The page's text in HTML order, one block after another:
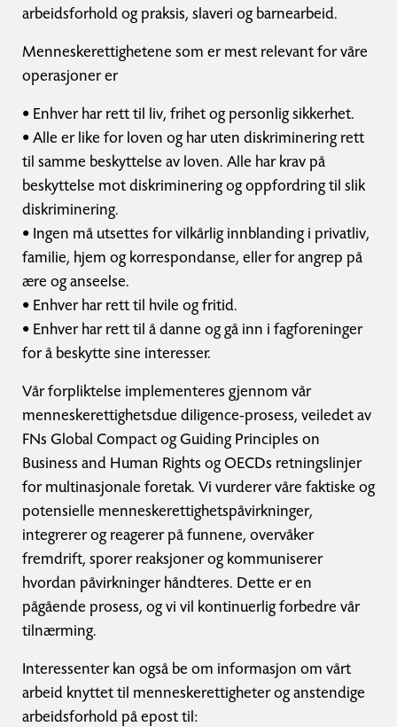
arbeidsforhold og praksis, slaveri og barnearbeid.
Menneskerettighetene som er mest relevant for våre
operasjoner er
• Enhver har rett til liv, frihet og personlig sikkerhet.
• Alle er like for loven og har uten diskriminering rett
til samme beskyttelse av loven. Alle har krav på
beskyttelse mot diskriminering og oppfordring til slik
diskriminering.
• Ingen må utsettes for vilkårlig innblanding i privatliv,
familie, hjem og korrespondanse, eller for angrep på
ære og anseelse.
• Enhver har rett til hvile og fritid.
• Enhver har rett til å danne og gå inn i fagforeninger
for å beskytte sine interesser.
Vår forpliktelse implementeres gjennom vår
menneskerettighetsdue diligence-prosess, veiledet av
FNs Global Compact og Guiding Principles on
Business and Human Rights og OECDs retningslinjer
for multinasjonale foretak. Vi vurderer våre faktiske og
potensielle menneskerettighetspåvirkninger,
integrerer og reagerer på funnene, overvåker
fremdrift, sporer reaksjoner og kommuniserer
hvordan påvirkninger håndteres. Dette er en
pågående prosess, og vi vil kontinuerlig forbedre vår
tilnærming.
Interessenter kan også be om informasjon om vårt
arbeid knyttet til menneskerettigheter og anstendige
arbeidsforhold på epost til: